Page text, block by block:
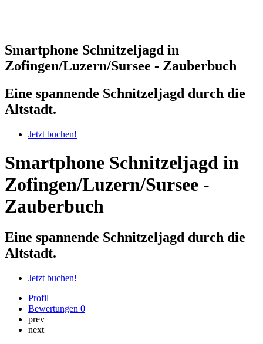
Smartphone Schnitzeljagd in
Zofingen/Luzern/Sursee - Zauberbuch
Eine spannende Schnitzeljagd durch die
Altstadt.
Jetzt buchen!
Smartphone Schnitzeljagd in
Zofingen/Luzern/Sursee -
Zauberbuch
Eine spannende Schnitzeljagd durch die
Altstadt.
Jetzt buchen!
Profil
Bewertungen 0
prev
next